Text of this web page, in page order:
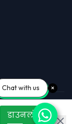
डाउनलोड
Chat with us